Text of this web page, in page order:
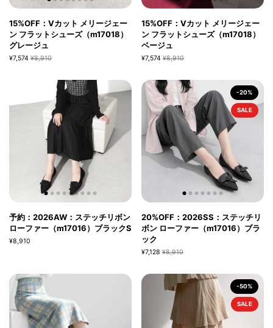
15%OFF：Vカット メリージェー
ン フラットシューズ（m17018）
グレージュ
¥7,574 ¥8,910
15%OFF：Vカット メリージェー
ン フラットシューズ（m17018）
ベージュ
¥7,574 ¥8,910
予約：2026AW：ステッチリボン
ローファー（m17016）ブラックS
¥8,910
20%OFF：2026SS：ステッチリ
ボン ローファー（m17016）ブラ
ック
¥7,128 ¥8,910
-20%
SALE
-50%
SALE